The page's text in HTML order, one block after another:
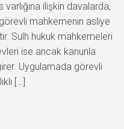
varlığına ilişkin davalarda,
mahkemenin asliye
Sulh hukuk mahkemeleri
ise ancak kanunla
Uygulamada görevli
[…]